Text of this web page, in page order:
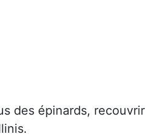
des épinards, recouvrir